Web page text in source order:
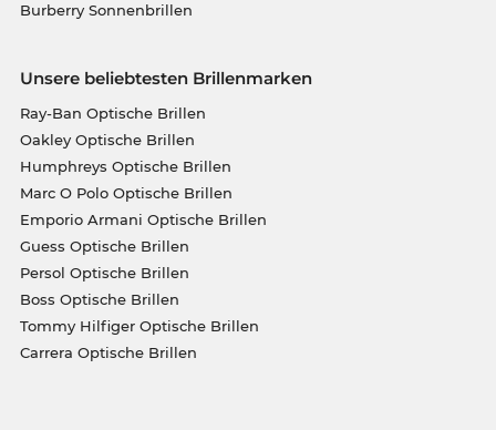
Burberry Sonnenbrillen
Unsere beliebtesten Brillenmarken
Ray-Ban Optische Brillen
Oakley Optische Brillen
Humphreys Optische Brillen
Marc O Polo Optische Brillen
Emporio Armani Optische Brillen
Guess Optische Brillen
Persol Optische Brillen
Boss Optische Brillen
Tommy Hilfiger Optische Brillen
Carrera Optische Brillen